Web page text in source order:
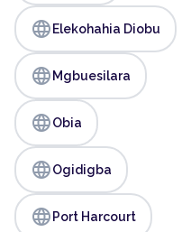
language Elekohahia Diobu
language Mgbuesilara
languageObia
languageOgidigba
language Port Harcourt